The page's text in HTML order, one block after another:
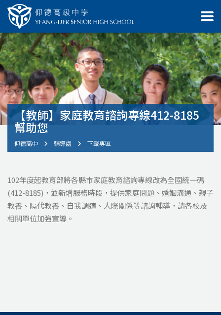
【教師】家庭教育諮詢專線412-8185
幫助您
仰德高中 輔導處 下載專區
102年度起教育部將各縣巿家庭教育諮詢專線改為全國統一碼
(412-8185)，並新增服務時段，提供家庭問題、婚姻溝通、親子
教養、隔代教養、自我調適、人際關係等諮詢輔導，請各校及
相關單位加強宣導。